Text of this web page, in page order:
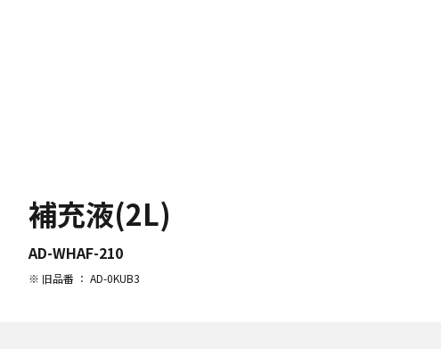
補充液(2L)
AD-WHAF-210
※ 旧品番 ： AD-0KUB3